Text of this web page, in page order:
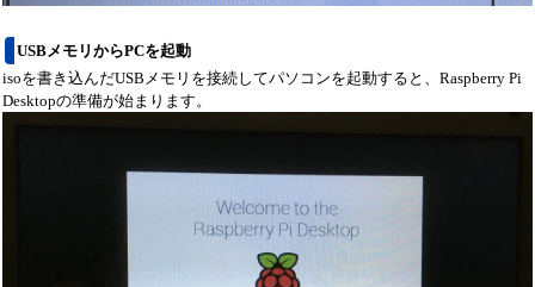
USBメモリからPCを起動
isoを書き込んだUSBメモリを接続してパソコンを起動すると、Raspberry Pi
Desktopの準備が始まります。